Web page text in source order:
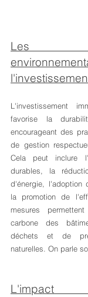
Les
L'investissement
favorise la
encourageant des
de gestion
Cela peut inclure
durables, la
d'énergie, l'adoption
la promotion de
mesures
carbone des
déchets et de
naturelles. On parle